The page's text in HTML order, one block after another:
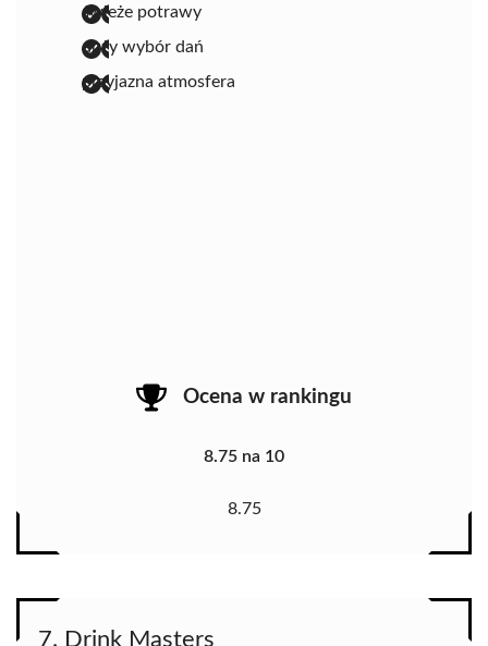
świeże potrawy
duży wybór dań
przyjazna atmosfera
Ocena w rankingu
8.75 na 10
8.75
7. Drink Masters